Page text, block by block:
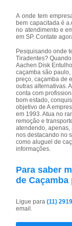
A onde tem
bem capacitada é a
no atendimento e
em SP. Contate
Pesquisando onde
Tiradentes?
Aachen Disk
caçamba são
preço, caçamba de
outras alternativas.
conta com
bom estado,
objetivo de A
em 1993. Atua no
remoção e
atendendo, apenas,
nos destacando no
como aluguel de
informações.
Para saber
de
Ligue para(11)
email.